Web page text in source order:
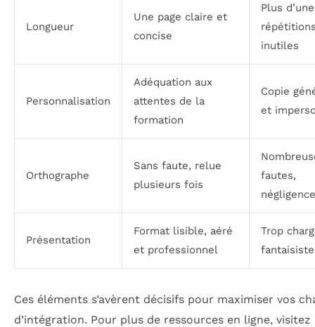
Longueur
Une page claire et
concise
Plus
inutiles
Personnalisation
Adéquation aux
attentes de la
formation
Copie
et
Orthographe
Sans faute, relue
plusieurs fois
fautes,
négligence
Présentation
Format lisible, aéré
et professionnel
Trop
Ces éléments s’avèrent décisifs pour maximiser vos
d’intégration. Pour plus de ressources en ligne, visitez